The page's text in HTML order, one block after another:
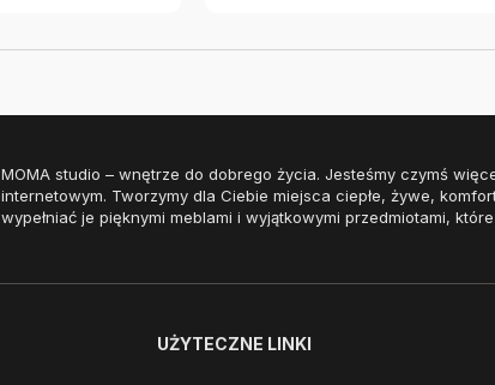
MOMA studio – wnętrze do dobrego życia. Jesteśmy czymś
internetowym. Tworzymy dla Ciebie miejsca ciepłe, żywe,
wypełniać je pięknymi meblami i wyjątkowymi przedmiotami, które
UŻYTECZNE LINKI